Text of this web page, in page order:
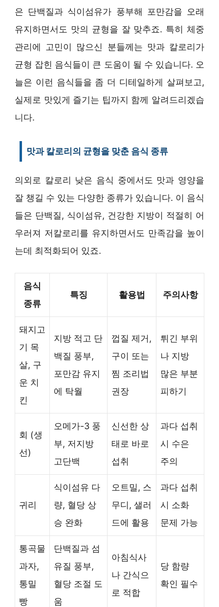
은 단백질과 식이섬유가 풍부해 포만감을 오래
유지하면서도 맛의 균형을 잘 맞추죠. 특히 체중
관리에 고민이 많으신 분들께는 맛과 칼로리가
균형 잡힌 음식들이 큰 도움이 될 수 있습니다. 오
늘은 이런 음식들을 좀 더 디테일하게 살펴보고,
실제로 맛있게 즐기는 팁까지 함께 알려드리겠습
니다.
맛과 칼로리의 균형을 맞춘 음식 종류
의외로 칼로리 낮은 음식 중에서도 맛과 영양을
잘 챙길 수 있는 다양한 종류가 있습니다. 이 음식
들은 단백질, 식이섬유, 건강한 지방이 적절히 어
우러져 저칼로리를 유지하면서도 만족감을 높이
는데 최적화되어 있죠.
음식
종류
특징 활용법 주의사항
돼지고
기 목
살, 구
운 치
킨
지방 적고 단
백질 풍부,
포만감 유지
에 탁월
껍질 제거,
구이 또는
찜 조리법
권장
튀긴 부위
나 지방
많은 부분
피하기
회 (생
선)
오메가-3 풍
부, 저지방
고단백
신선한 상
태로 바로
섭취
과다 섭취
시 수은
주의
귀리
식이섬유 다
량, 혈당 상
승 완화
오트밀, 스
무디, 샐러
드에 활용
과다 섭취
시 소화
문제 가능
통곡물
과자,
통밀
빵
단백질과 섬
유질 풍부,
혈당 조절 도
움
아침식사
나 간식으
로 적합
당 함량
확인 필수